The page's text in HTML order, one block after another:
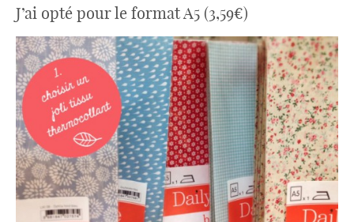
J’ai opté pour le format A5 (3,59€)